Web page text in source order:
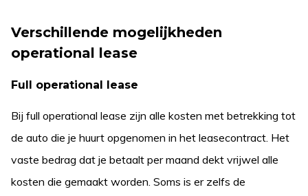
Verschillende mogelijkheden
operational lease
Full operational lease
Bij full operational lease zijn alle kosten met betrekking tot
de auto die je huurt opgenomen in het leasecontract. Het
vaste bedrag dat je betaalt per maand dekt vrijwel alle
kosten die gemaakt worden. Soms is er zelfs de